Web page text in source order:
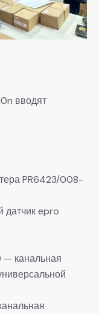
вводят
PR6423/008-
датчик epro
— канальная